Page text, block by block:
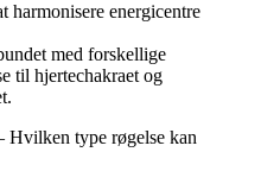
harmonisere energicentre
med forskellige
til hjertechakraet og
Hvilken type røgelse kan